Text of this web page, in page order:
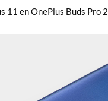
11 en OnePlus Buds Pro 2